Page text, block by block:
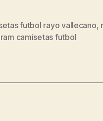
futbol rayo vallecano,
camisetas futbol